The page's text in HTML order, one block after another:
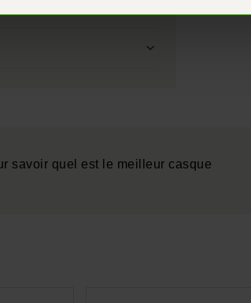
Bas ?
savoir quel est le meilleur casque